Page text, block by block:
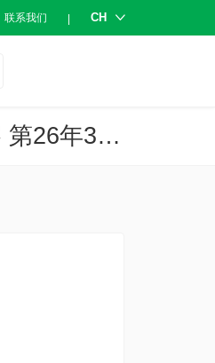
联系我们 | CH
调整逾期违约金计算方法...制定标准，将对2020年银行收入带来轻微影响（经济观察 第26年3843号）